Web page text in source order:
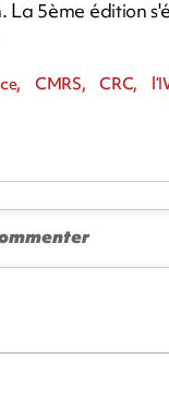
La 5ème édition
CMRS, CRC,